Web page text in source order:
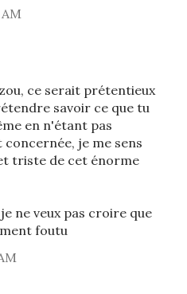
ce serait prétentieux
savoir ce que tu
en n'étant pas
je me sens
triste de cet énorme
ne veux pas croire que
foutu